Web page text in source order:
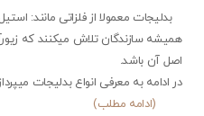
بدلیجات معمولا از فلزاتی مانند:
همیشه سازندگان تلاش میکنند که
اصل آن باشد.
در ادامه به معرفی انواع بدلیجات
(ادامه مطلب)